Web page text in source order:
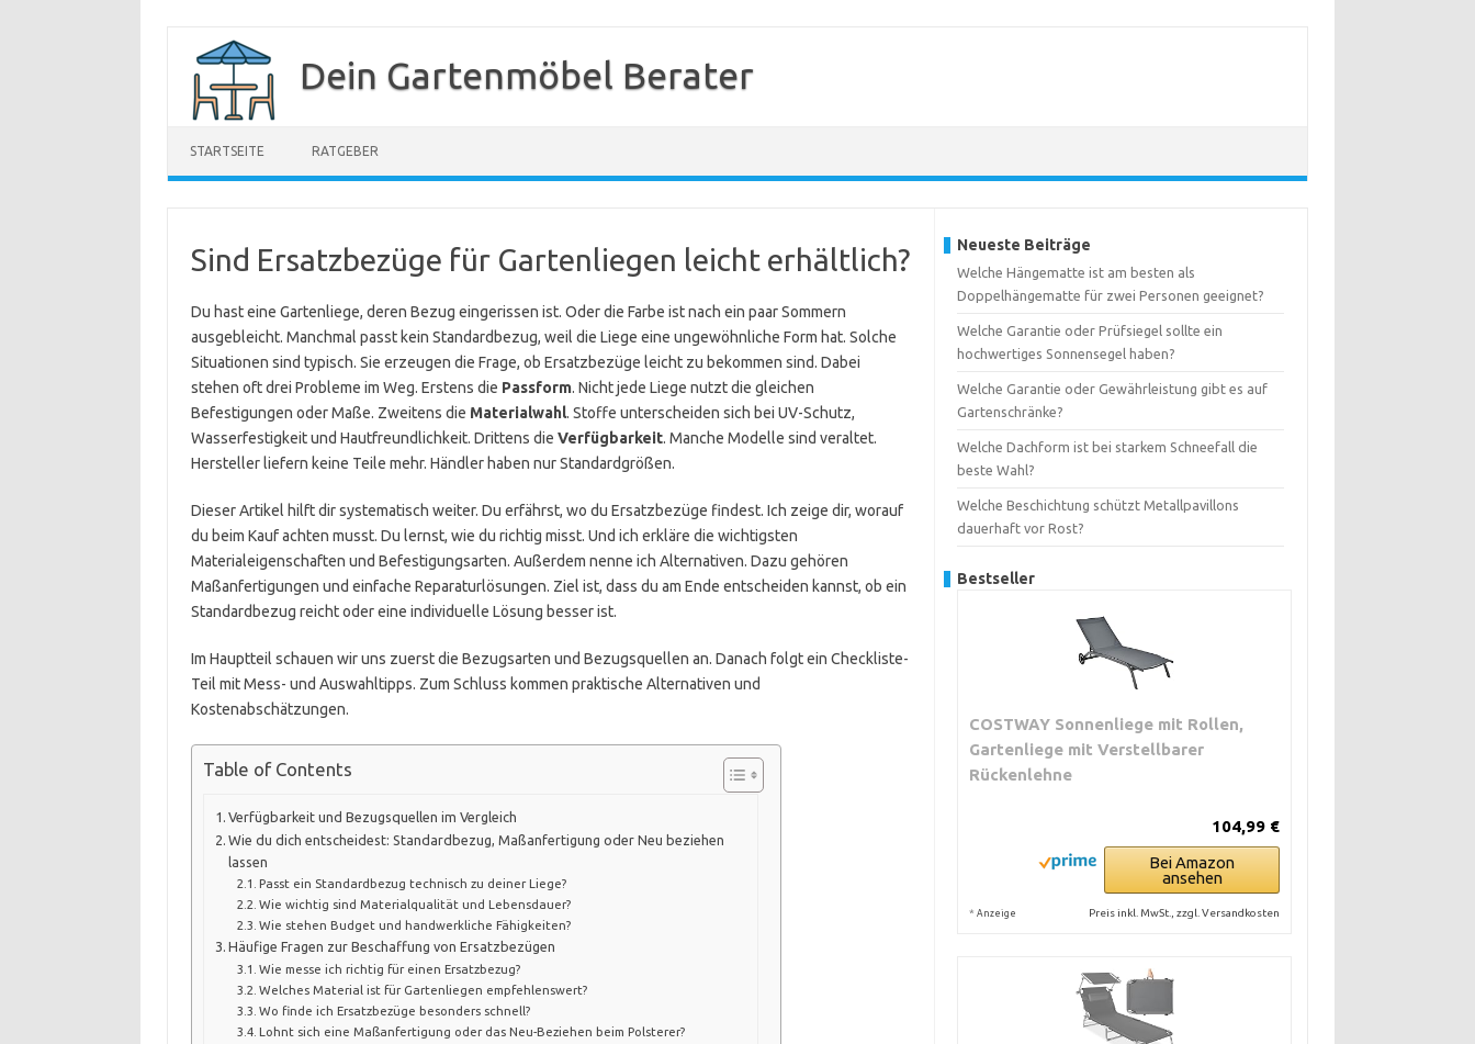
springen
Dein Gartenmöbel Berater
STARTSEITE RATGEBER
Sind Ersatzbezüge für Gartenliegen leicht erhältlich?
Du hast eine Gartenliege, deren Bezug eingerissen ist. Oder die Farbe ist nach ein paar Sommern
ausgebleicht. Manchmal passt kein Standardbezug, weil die Liege eine ungewöhnliche Form hat. Solche
Situationen sind typisch. Sie erzeugen die Frage, ob Ersatzbezüge leicht zu bekommen sind. Dabei
stehen oft drei Probleme im Weg. Erstens die Passform. Nicht jede Liege nutzt die gleichen
Befestigungen oder Maße. Zweitens die Materialwahl. Stoffe unterscheiden sich bei UV-Schutz,
Wasserfestigkeit und Hautfreundlichkeit. Drittens die Verfügbarkeit. Manche Modelle sind veraltet.
Hersteller liefern keine Teile mehr. Händler haben nur Standardgrößen.
Dieser Artikel hilft dir systematisch weiter. Du erfährst, wo du Ersatzbezüge findest. Ich zeige dir, worauf
du beim Kauf achten musst. Du lernst, wie du richtig misst. Und ich erkläre die wichtigsten
Materialeigenschaften und Befestigungsarten. Außerdem nenne ich Alternativen. Dazu gehören
Maßanfertigungen und einfache Reparaturlösungen. Ziel ist, dass du am Ende entscheiden kannst, ob ein
Standardbezug reicht oder eine individuelle Lösung besser ist.
Im Hauptteil schauen wir uns zuerst die Bezugsarten und Bezugsquellen an. Danach folgt ein Checkliste-
Teil mit Mess- und Auswahltipps. Zum Schluss kommen praktische Alternativen und
Kostenabschätzungen.
Table of Contents
Verfügbarkeit und Bezugsquellen im Vergleich
Wie du dich entscheidest: Standardbezug, Maßanfertigung oder Neu beziehen
lassen
Passt ein Standardbezug technisch zu deiner Liege?
Wie wichtig sind Materialqualität und Lebensdauer?
Wie stehen Budget und handwerkliche Fähigkeiten?
Häufige Fragen zur Beschaffung von Ersatzbezügen
Wie messe ich richtig für einen Ersatzbezug?
Welches Material ist für Gartenliegen empfehlenswert?
Wo finde ich Ersatzbezüge besonders schnell?
Lohnt sich eine Maßanfertigung oder das Neu-Beziehen beim Polsterer?
Neueste Beiträge
Welche Hängematte ist am besten als
Doppelhängematte für zwei Personen geeignet?
Welche Garantie oder Prüfsiegel sollte ein
hochwertiges Sonnensegel haben?
Welche Garantie oder Gewährleistung gibt es auf
Gartenschränke?
Welche Dachform ist bei starkem Schneefall die
beste Wahl?
Welche Beschichtung schützt Metallpavillons
dauerhaft vor Rost?
Bestseller
COSTWAY Sonnenliege mit Rollen,
Gartenliege mit Verstellbarer
Rückenlehne
104,99 €
Bei Amazon
ansehen
* Anzeige Preis inkl. MwSt., zzgl. Versandkosten